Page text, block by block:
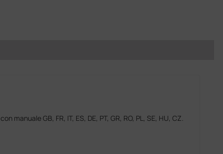
manuale GB, FR, IT, ES, DE, PT, GR, RO, PL, SE, HU, CZ.